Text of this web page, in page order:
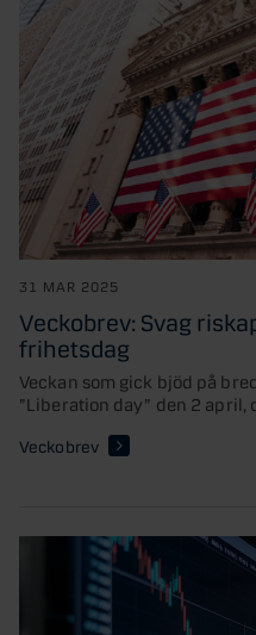
31 MAR 2025
Veckobrev: Svag
frihetsdag
Veckan som gick bjöd på
”Liberation day” den 2 april,
Veckobrev